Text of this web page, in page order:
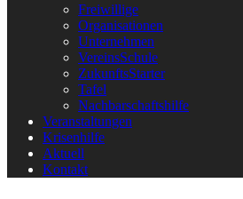
Freiwillige
Organisationen
Unternehmen
VereinsSchule
ZukunftsStarter
Tafel
Nachbarschaftshilfe
Veranstaltungen
Krisenhilfe
Aktuell
Kontakt